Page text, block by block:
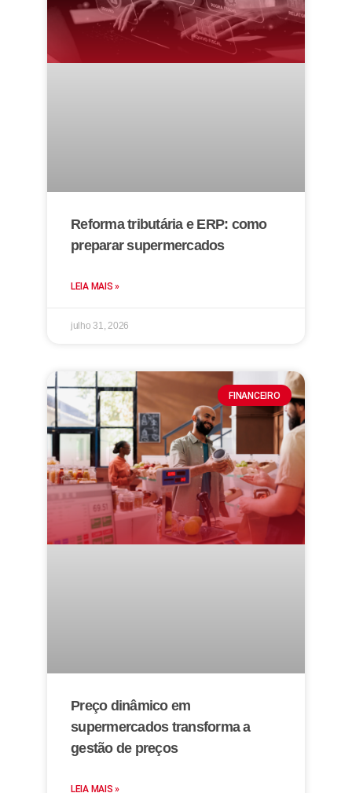
Reforma tributária e ERP: como
preparar supermercados
LEIA MAIS »
julho 31, 2026
FINANCEIRO
Preço dinâmico em
supermercados transforma a
gestão de preços
LEIA MAIS »